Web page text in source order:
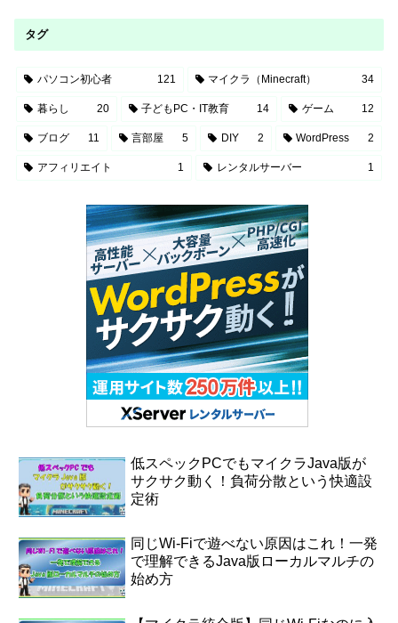
タグ
パソコン初心者 121 マイクラ（Minecraft） 34
暮らし 20 子どもPC・IT教育 14 ゲーム 12
ブログ 11 言部屋 5 DIY 2 WordPress 2
アフィリエイト 1 レンタルサーバー 1
低スペックPCでもマイクラJava版が
サクサク動く！負荷分散という快適設
定術
同じWi‑Fiで遊べない原因はこれ！一発
で理解できるJava版ローカルマルチの
始め方